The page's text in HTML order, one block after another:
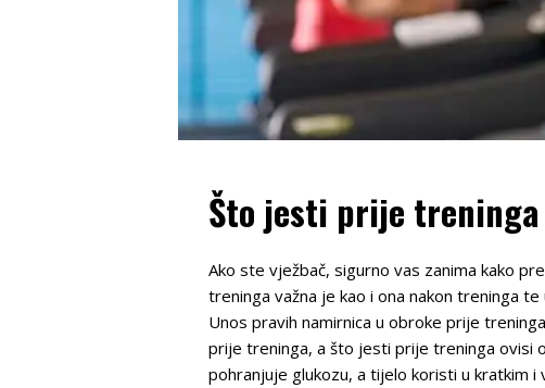
Što jesti prije treninga
Ako ste vježbač, sigurno vas zanima kako
treninga važna je kao i ona nakon treninga
Unos pravih namirnica u obroke prije
prije treninga, a što jesti prije treninga ovisi
pohranjuje glukozu, a tijelo koristi u kratkim